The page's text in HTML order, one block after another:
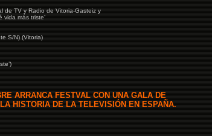
de TV y Radio de Vitoria-Gasteiz y
vida más triste’
S/N) (Vitoria)
ARRANCA FESTVAL CON UNA GALA DE
HISTORIA DE LA TELEVISIÓN EN ESPAÑA.